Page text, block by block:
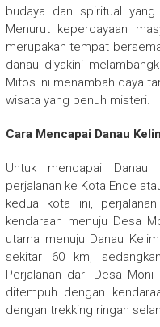
budaya dan spiritual
Menurut kepercayaan
merupakan tempat
danau diyakini
Mitos ini menambah daya
wisata yang penuh misteri.
Cara Mencapai Danau
Untuk mencapai Danau
perjalanan ke Kota Ende
kedua kota ini,
kendaraan menuju Desa
utama menuju Danau
sekitar 60 km,
Perjalanan dari Desa
ditempuh dengan
dengan trekking ringan